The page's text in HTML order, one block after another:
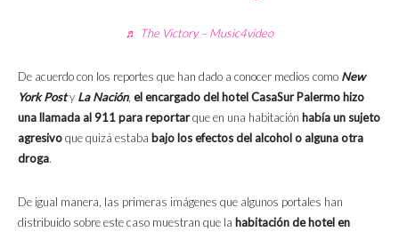
♬ The Victory – Music4video
De acuerdo con los reportes que han dado a conocer medios como New
York Posty La Nación, el encargado del hotel CasaSur Palermo hizo
una llamada al 911 para reportarque en una habitación había un sujeto
agresivoque quizá estaba bajo los efectos del alcohol o alguna otra
droga.
De igual manera, las primeras imágenes que algunos portales han
distribuido sobre este caso muestran que la habitación de hotel en